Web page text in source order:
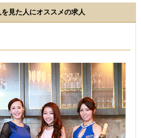
見た人にオススメの求人